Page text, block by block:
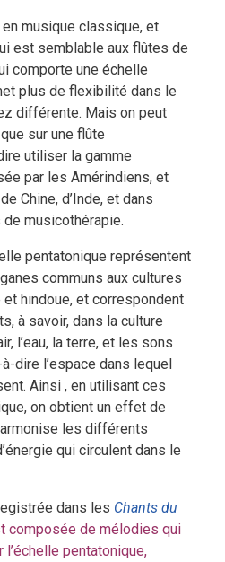
musique classique, et
est semblable aux flûtes de
comporte une échelle
plus de flexibilité dans le
différente. Mais on peut
sur une flûte
utiliser la gamme
par les Amérindiens, et
Chine, d’Inde, et dans
musicothérapie.
pentatonique représentent
communs aux cultures
hindoue, et correspondent
à savoir, dans la culture
l’eau, la terre, et les sons
à-dire l’espace dans lequel
Ainsi , en utilisant ces
on obtient un effet de
les différents
qui circulent dans le
dans les Chants du
composée de mélodies qui
pentatonique,